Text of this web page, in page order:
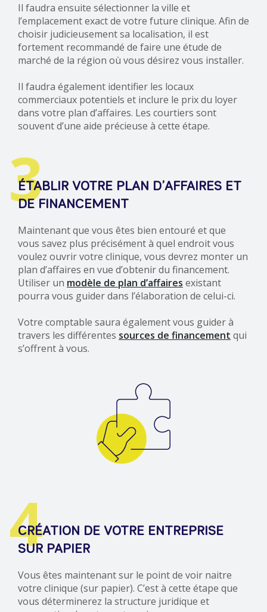
Il faudra ensuite sélectionner la ville et
l’emplacement exact de votre future clinique. Afin de
choisir judicieusement sa localisation, il est
fortement recommandé de faire une étude de
marché de la région où vous désirez vous installer.
Il faudra également identifier les locaux
commerciaux potentiels et inclure le prix du loyer
dans votre plan d’affaires. Les courtiers sont
souvent d’une aide précieuse à cette étape.
3
ÉTABLIR VOTRE PLAN D’AFFAIRES ET
DE FINANCEMENT
Maintenant que vous êtes bien entouré et que
vous savez plus précisément à quel endroit vous
voulez ouvrir votre clinique, vous devrez monter un
plan d’affaires en vue d’obtenir du financement.
Utiliser un modèle de plan d’affaires existant
pourra vous guider dans l’élaboration de celui-ci.
Votre comptable saura également vous guider à
travers les différentes sources de financement qui
s’offrent à vous.
4
CRÉATION DE VOTRE ENTREPRISE
SUR PAPIER
Vous êtes maintenant sur le point de voir naitre
votre clinique (sur papier). C’est à cette étape que
vous déterminerez la structure juridique et